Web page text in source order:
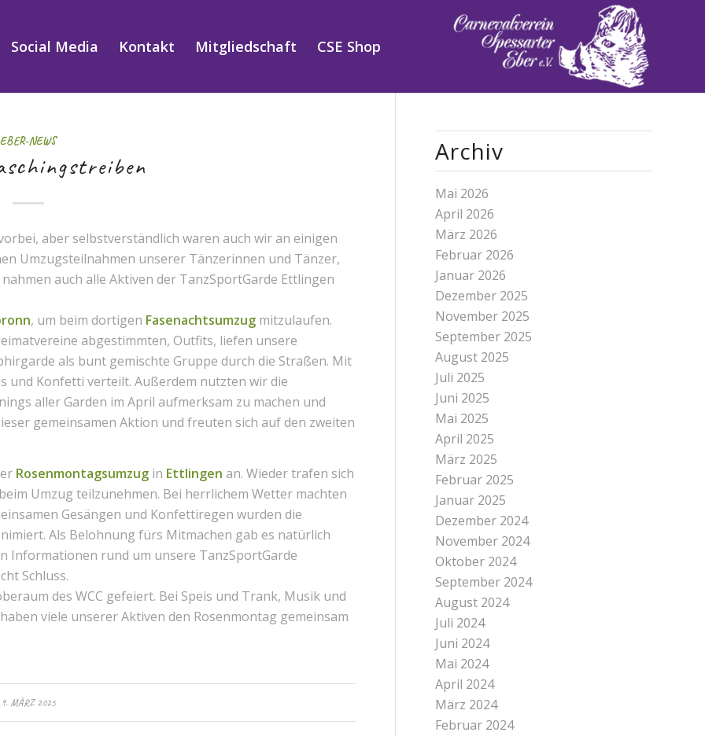
Social Media Kontakt Mitgliedschaft CSE Shop
EBER-NEWS
aber selbstverständlich waren auch wir an einigen
Umzugsteilnahmen unserer Tänzerinnen und Tänzer,
auch alle Aktiven der TanzSportGarde Ettlingen
, um beim dortigen Fasenachtsumzug mitzulaufen.
abgestimmten, Outfits, liefen unsere
als bunt gemischte Gruppe durch die Straßen. Mit
und Konfetti verteilt. Außerdem nutzten wir die
aller Garden im April aufmerksam zu machen und
gemeinsamen Aktion und freuten sich auf den zweiten
Rosenmontagsumzug in Ettlingen an. Wieder trafen sich
Umzug teilzunehmen. Bei herrlichem Wetter machten
Gesängen und Konfettiregen wurden die
Als Belohnung fürs Mitmachen gab es natürlich
Informationen rund um unsere TanzSportGarde
Schluss.
des WCC gefeiert. Bei Speis und Trank, Musik und
viele unserer Aktiven den Rosenmontag gemeinsam
9. MÄRZ 2025
Archiv
Mai 2026
April 2026
März 2026
Februar 2026
Januar 2026
Dezember 2025
November 2025
September 2025
August 2025
Juli 2025
Juni 2025
Mai 2025
April 2025
März 2025
Februar 2025
Januar 2025
Dezember 2024
November 2024
Oktober 2024
September 2024
August 2024
Juli 2024
Juni 2024
Mai 2024
April 2024
März 2024
Februar 2024